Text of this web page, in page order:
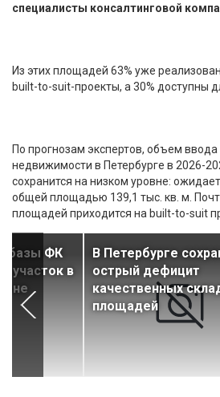
специалисты консалтинговой
Из этих площадей 63% уже
built-to-suit-проекты, а 30% доступны
По прогнозам экспертов, объем
недвижимости в Петербурге в 2026-
сохранится на низком уровне:
общей площадью 139,1 тыс. кв. м.
площадей приходится на built-to-suit
базы ФК
участок в
В Петербурге
острый дефицит
качественных
площадей